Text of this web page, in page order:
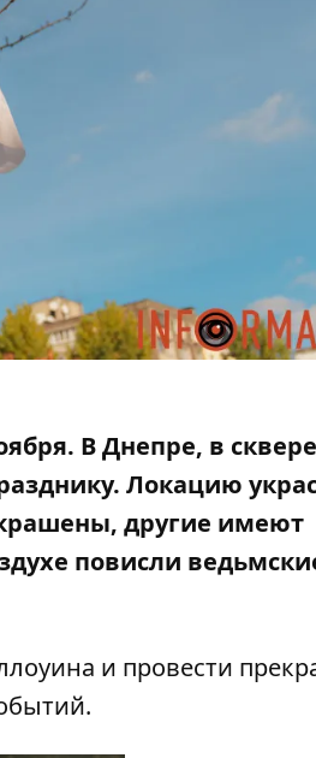
В Днепре, в сквере
Локацию
другие имеют
повисли
и провести